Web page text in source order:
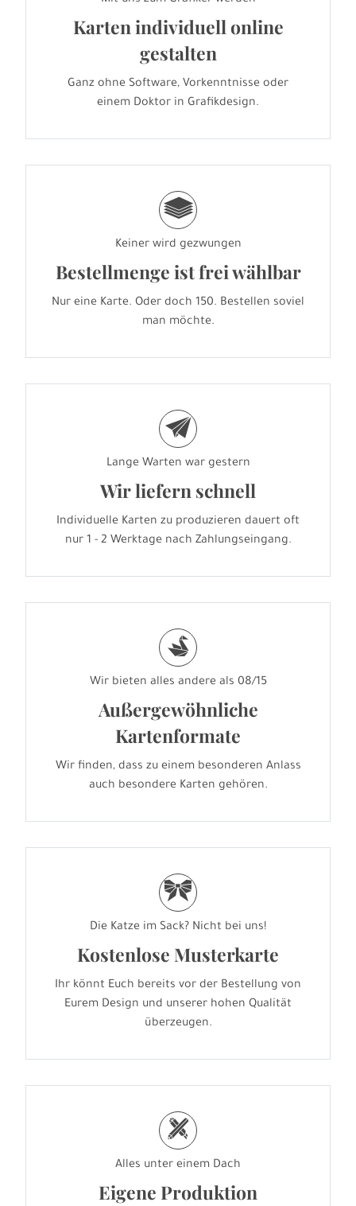
Karten individuell online
gestalten
Ganz ohne Software, Vorkenntnisse oder
einem Doktor in Grafikdesign.
g
Keiner wird gezwungen
Bestellmenge ist frei wählbar
Nur eine Karte. Oder doch 150. Bestellen soviel
man möchte.
e
Lange Warten war gestern
Wir liefern schnell
Individuelle Karten zu produzieren dauert oft
nur 1 - 2 Werktage nach Zahlungseingang.
s
Wir bieten alles andere als 08/15
Außergewöhnliche
Kartenformate
Wir finden, dass zu einem besonderen Anlass
auch besondere Karten gehören.
r
Die Katze im Sack? Nicht bei uns!
Kostenlose Musterkarte
Ihr könnt Euch bereits vor der Bestellung von
Eurem Design und unserer hohen Qualität
überzeugen.
h
Alles unter einem Dach
Eigene Produktion